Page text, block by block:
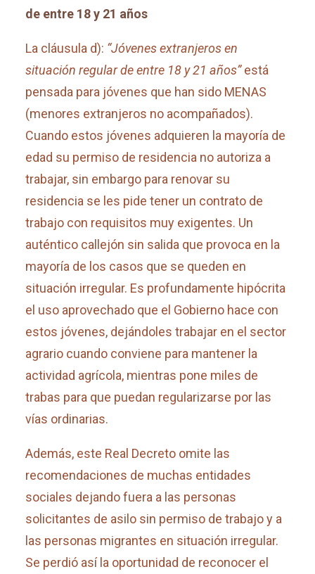
de entre 18 y 21 años
La cláusula d): “Jóvenes extranjeros en
situación regular de entre 18 y 21 años”está
pensada para jóvenes que han sido MENAS
(menores extranjeros no acompañados).
Cuando estos jóvenes adquieren la mayoría de
edad su permiso de residencia no autoriza a
trabajar, sin embargo para renovar su
residencia se les pide tener un contrato de
trabajo con requisitos muy exigentes. Un
auténtico callejón sin salida que provoca en la
mayoría de los casos que se queden en
situación irregular. Es profundamente hipócrita
el uso aprovechado que el Gobierno hace con
estos jóvenes, dejándoles trabajar en el sector
agrario cuando conviene para mantener la
actividad agrícola, mientras pone miles de
trabas para que puedan regularizarse por las
vías ordinarias.
Además, este Real Decreto omite las
recomendaciones de muchas entidades
sociales dejando fuera a las personas
solicitantes de asilo sin permiso de trabajo y a
las personas migrantes en situación irregular.
Se perdió así la oportunidad de reconocer el